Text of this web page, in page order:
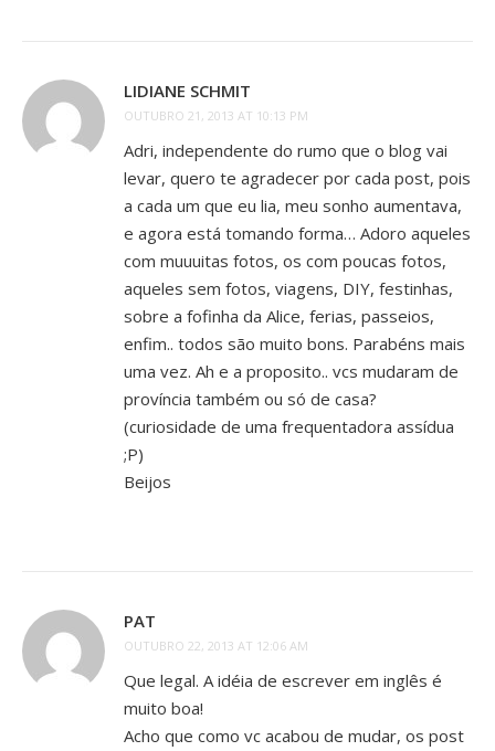
LIDIANE SCHMIT
OUTUBRO 21, 2013 AT 10:13 PM
Adri, independente do rumo que o blog vai
levar, quero te agradecer por cada post, pois
a cada um que eu lia, meu sonho aumentava,
e agora está tomando forma… Adoro aqueles
com muuuitas fotos, os com poucas fotos,
aqueles sem fotos, viagens, DIY, festinhas,
sobre a fofinha da Alice, ferias, passeios,
enfim.. todos são muito bons. Parabéns mais
uma vez. Ah e a proposito.. vcs mudaram de
província também ou só de casa?
(curiosidade de uma frequentadora assídua
;P)
Beijos
PAT
OUTUBRO 22, 2013 AT 12:06 AM
Que legal. A idéia de escrever em inglês é
muito boa!
Acho que como vc acabou de mudar, os post